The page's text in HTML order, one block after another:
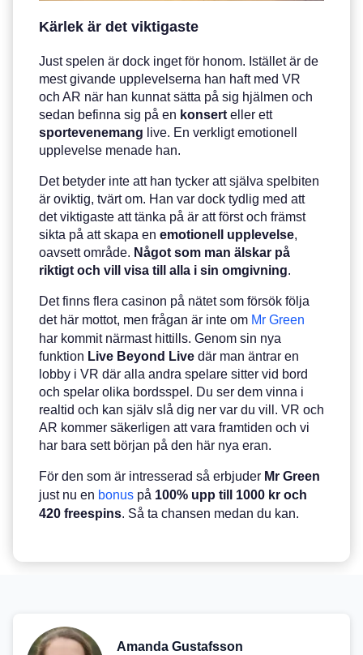
Kärlek är det viktigaste
Just spelen är dock inget för honom. Istället är de
mest givande upplevelserna han haft med VR
och AR när han kunnat sätta på sig hjälmen och
sedan befinna sig på en konsert eller ett
sportevenemang live. En verkligt emotionell
upplevelse menade han.
Det betyder inte att han tycker att själva spelbiten
är oviktig, tvärt om. Han var dock tydlig med att
det viktigaste att tänka på är att först och främst
sikta på att skapa en emotionell upplevelse,
oavsett område. Något som man älskar på
riktigt och vill visa till alla i sin omgivning.
Det finns flera casinon på nätet som försök följa
det här mottot, men frågan är inte om Mr Green
har kommit närmast hittills. Genom sin nya
funktion Live Beyond Live där man äntrar en
lobby i VR där alla andra spelare sitter vid bord
och spelar olika bordsspel. Du ser dem vinna i
realtid och kan själv slå dig ner var du vill. VR och
AR kommer säkerligen att vara framtiden och vi
har bara sett början på den här nya eran.
För den som är intresserad så erbjuder Mr Green
just nu en bonus på 100% upp till 1000 kr och
420 freespins. Så ta chansen medan du kan.
Amanda Gustafsson